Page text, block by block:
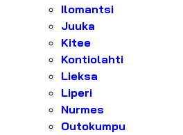
Ilomantsi
Juuka
Kitee
Kontiolahti
Lieksa
Liperi
Nurmes
Outokumpu